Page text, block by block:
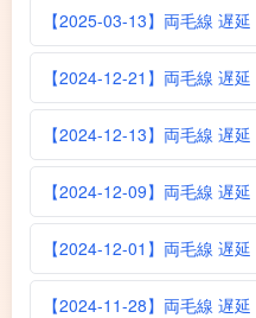
【2025-03-13】両毛線 遅延
【2024-12-21】両毛線 遅延
【2024-12-13】両毛線 遅延
【2024-12-09】両毛線 遅延
【2024-12-01】両毛線 遅延
【2024-11-28】両毛線 遅延